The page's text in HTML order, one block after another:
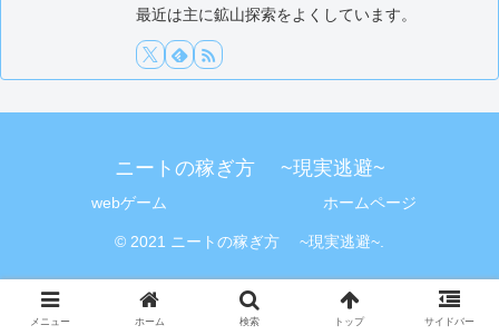
最近は主に鉱山探索をよくしています。
ニートの稼ぎ方 ~現実逃避~
webゲーム ホームページ
© 2021 ニートの稼ぎ方 ~現実逃避~.
メニュー ホーム 検索 トップ サイドバー